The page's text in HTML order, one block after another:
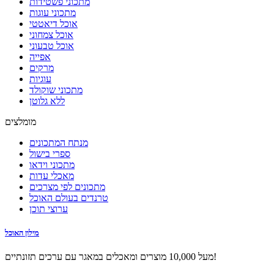
מתכוני עוגות
אוכל דיאטטי
אוכל צמחוני
אוכל טבעוני
אפייה
מרקים
עוגיות
מתכוני שוקולד
ללא גלוטן
מומלצים
מנתח המתכונים
ספרי בישול
מתכוני וידאו
מאכלי עדות
מתכונים לפי מצרכים
טרנדים בעולם האוכל
ערוצי תוכן
מילון האוכל
מעל 10,000 מוצרים ומאכלים במאגר עם ערכים תזונתיים!